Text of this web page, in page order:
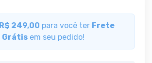
R$ 249,00 para você ter Frete
Grátis em seu pedido!